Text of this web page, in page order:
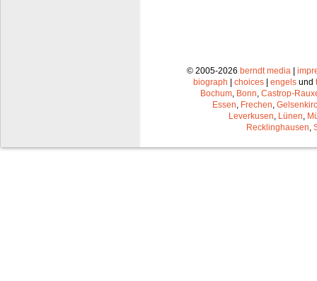
© 2005-2026 berndt media |
biograph | choices | engels und
Bochum Bonn Castrop-
Essen Frechen
Leverkusen Lünen
Recklinghausen